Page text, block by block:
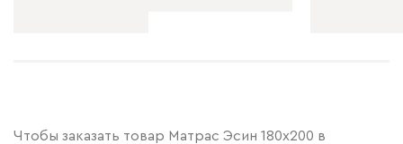
Чтобы заказать товар Матрас Эсин 180x200 в